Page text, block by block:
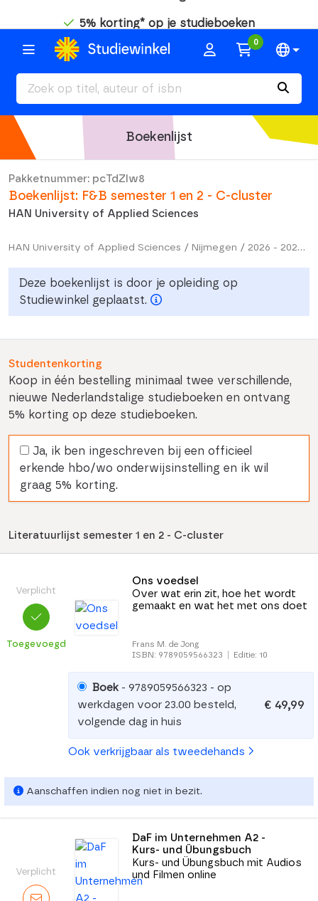
0
Boekenlijst
Pakketnummer: pcTdZlw8
Boekenlijst: F&B semester 1 en 2 - C-cluster
HAN University of Applied Sciences
HAN University of Applied Sciences / Nijmegen / 2026 - 2027 / Bachelor / Food & Business / F&B semester 1 en 2 - C-cluster
Deze boekenlijst is door je opleiding op
Studiewinkel geplaatst.
Studentenkorting
Koop in één bestelling minimaal twee verschillende,
nieuwe Nederlandstalige studieboeken en ontvang
5% korting op deze studieboeken.
Ja, ik ben ingeschreven bij een officieel
erkende hbo/wo onderwijsinstelling en ik wil
graag 5% korting.
Literatuurlijst semester 1 en 2 - C-cluster
Verplicht
Toegevoegd
Ons voedsel
Over wat erin zit, hoe het wordt
gemaakt en wat het met ons doet
Frans M. de Jong
ISBN: 9789059566323
Editie: 10
Boek- 9789059566323 - op
werkdagen voor 23.00 besteld,
volgende dag in huis
€ 49,99
Ook verkrijgbaar als tweedehands
Aanschaffen indien nog niet in bezit.
Verplicht
DaF im Unternehmen A2 -
Kurs- und Übungsbuch
Kurs- und Übungsbuch mit Audios
und Filmen online